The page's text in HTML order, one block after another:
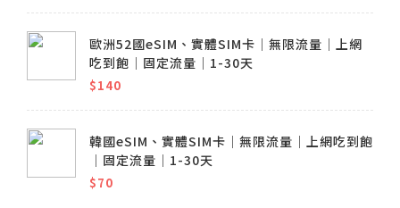
歐洲52國eSIM、實體SIM卡│無限流量│上網
吃到飽│固定流量│1-30天
$140
韓國eSIM、實體SIM卡│無限流量│上網吃到飽
│固定流量│1-30天
$70